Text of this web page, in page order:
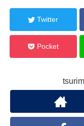
Twitter
Pocket